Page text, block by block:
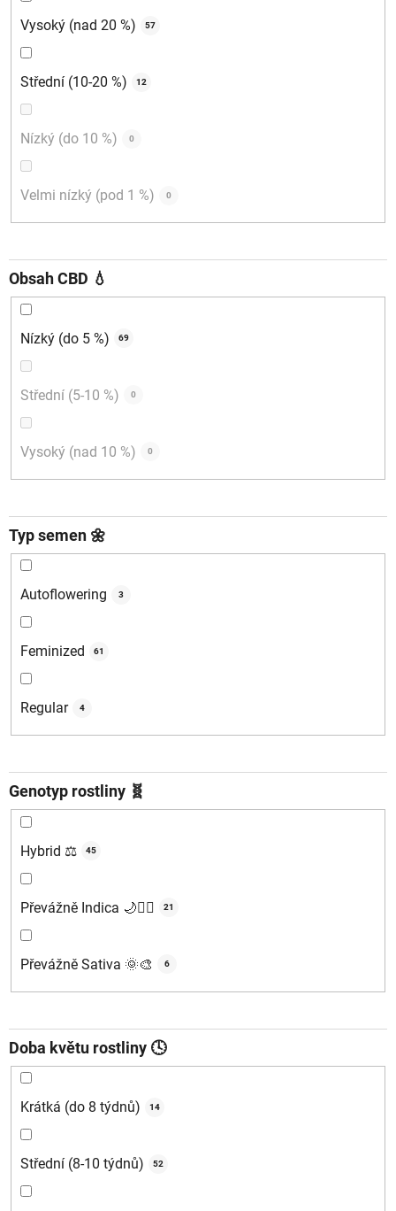
Vysoký (nad 20 %) 57
Střední (10-20 %) 12
Nízký (do 10 %) 0
Velmi nízký (pod 1 %) 0
Obsah CBD 💧
Nízký (do 5 %) 69
Střední (5-10 %) 0
Vysoký (nad 10 %) 0
Typ semen 🌼
Autoflowering 3
Feminized 61
Regular 4
Genotyp rostliny 🧬
Hybrid ⚖️ 45
Převážně Indica 🌙🧘‍♂️ 21
Převážně Sativa 🌞🎨 6
Doba květu rostliny 🕓
Krátká (do 8 týdnů) 14
Střední (8-10 týdnů) 52